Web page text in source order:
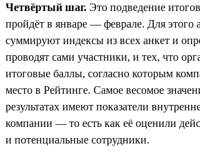
Четвёртый шаг. Это подведение
пройдёт в январе — феврале. Для этого
суммируют индексы из всех анкет и
проводят сами участники, и тех, что
итоговые баллы, согласно которым
место в Рейтинге. Самое весомое
результатах имеют показатели
компании — то есть как её оценили
и потенциальные сотрудники.